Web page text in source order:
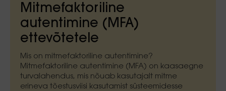
Mitmefaktoriline
autentimine (MFA)
ettevõtetele
Mis on mitmefaktoriline autentimine?
Mitmefaktoriline autentimine (MFA) on kaasaegne
turvalahendus, mis nõuab kasutajalt mitme
erineva tõestusviisi kasutamist süsteemidesse